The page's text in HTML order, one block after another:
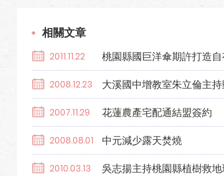
相關文章
2011.11.22 桃園縣國巨洋傘期許打造
2008.12.23 大溪國中增教室朱立倫主
2007.11.29 花蓮農產宅配通結盟簽約
2008.08.01 中元減少露天焚燒
2010.03.13 吳志揚主持桃園縣植樹救